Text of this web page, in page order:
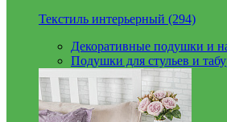
Текстиль интерьерный (294)
Декоративные подушки и
Подушки для стульев и